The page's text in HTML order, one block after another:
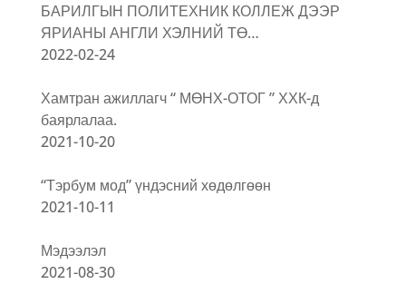
БАРИЛГЫН ПОЛИТЕХНИК КОЛЛЕЖ ДЭЭР
ЯРИАНЫ АНГЛИ ХЭЛНИЙ ТӨ…
2022-02-24
Хамтран ажиллагч “ МӨНХ-ОТОГ ” ХХК-д
баярлалаа.
2021-10-20
“Тэрбум мод” үндэсний хөдөлгөөн
2021-10-11
Мэдээлэл
2021-08-30